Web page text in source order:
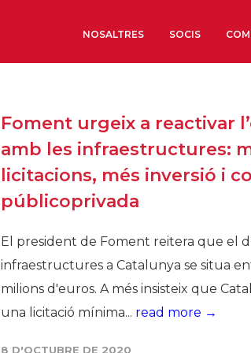
NOSALTRES SOCIS
Foment urgeix a reactivar
amb les infraestructures:
licitacions, més inversió i
públicoprivada
El president de Foment reitera que el
infraestructures a Catalunya se situa
milions d'euros. A més insisteix que
una licitació mínima... read more →
8 D'OCTUBRE DE 2020